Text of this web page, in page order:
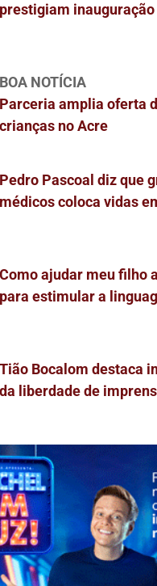
prestigiam inauguração
BOA NOTÍCIA
Parceria amplia oferta
crianças no Acre
Pedro Pascoal diz que
médicos coloca vidas
Como ajudar meu filho
para estimular a
Tião Bocalom destaca
da liberdade de